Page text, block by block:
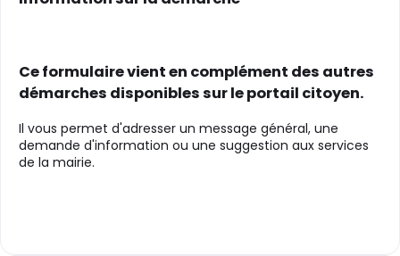
Ce formulaire vient en complément des autres
démarches disponibles sur le portail citoyen.
Il vous permet d'adresser un message général, une
demande d'information ou une suggestion aux services
de la mairie.